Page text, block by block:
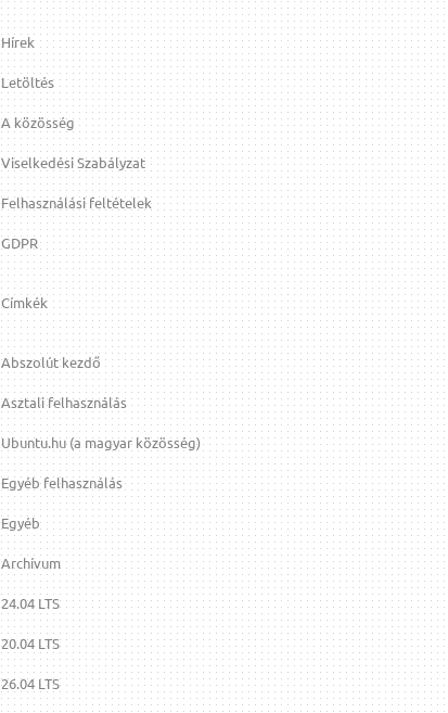
Hírek
Letöltés
A közösség
Viselkedési Szabályzat
Felhasználási feltételek
GDPR
Címkék
Abszolút kezdő
Asztali felhasználás
Ubuntu.hu (a magyar közösség)
Egyéb felhasználás
Egyéb
Archívum
24.04 LTS
20.04 LTS
26.04 LTS